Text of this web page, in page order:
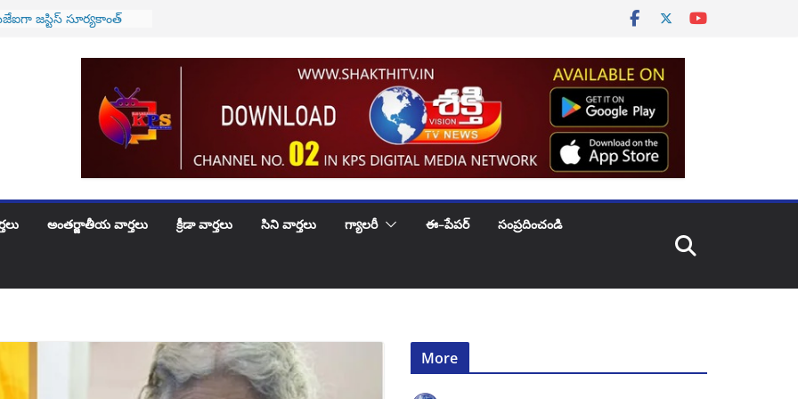
జస్టిస్ సూర్యకాంత్
అంతర్జాతీయ వార్తలు క్రీడా వార్తలు సిని వార్తలు గ్యాలరీ ఈ–పేపర్ సంప్రదించండి
More